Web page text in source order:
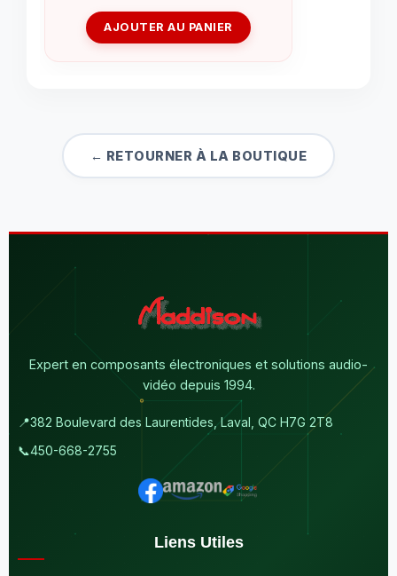
AJOUTER AU PANIER
← RETOURNER À LA BOUTIQUE
Expert en composants électroniques et solutions audio-
vidéo depuis 1994.
📍382 Boulevard des Laurentides, Laval, QC H7G 2T8
📞450-668-2755
Liens Utiles